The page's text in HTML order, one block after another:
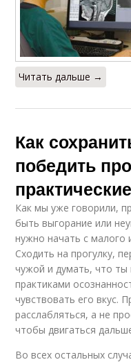
Читать дальше →
Как
победить
Как мы уже говорили,
быть выгорание или
нужно начать с малого
Сходить на прогулку,
чужой и думать, что ты
практиками
чувствовать его вкус.
расслабляться, а не
чтобы двигаться
Во всех остальных